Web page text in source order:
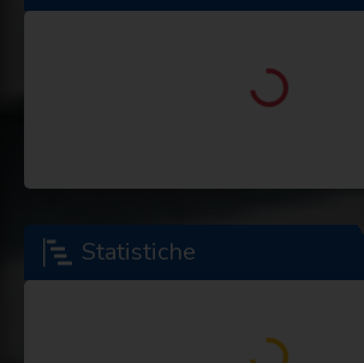
Loading...
Statistiche